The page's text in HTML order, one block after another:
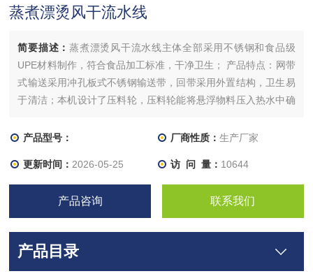
蒸煮漂烫风干流水线
简要描述：蒸煮漂烫风干流水线主体全部采用不锈钢和食品级
UPE材料制作，符合食品加工标准，干净卫生； 产品特点：网带
式输送采用冲孔板式不锈钢输送带，回带采用外置结构，卫生易
于清洁；本机设计了压料轮，压料轮能将悬浮物料压入热水中确
板带配有变频器，物料漂烫时间可调整到更佳状态，适用各种果
产品型号： 厂商性质： 生产厂家
更新时间： 2026-05-25 访 问 量： 10644
产品咨询 联系我们
产品目录